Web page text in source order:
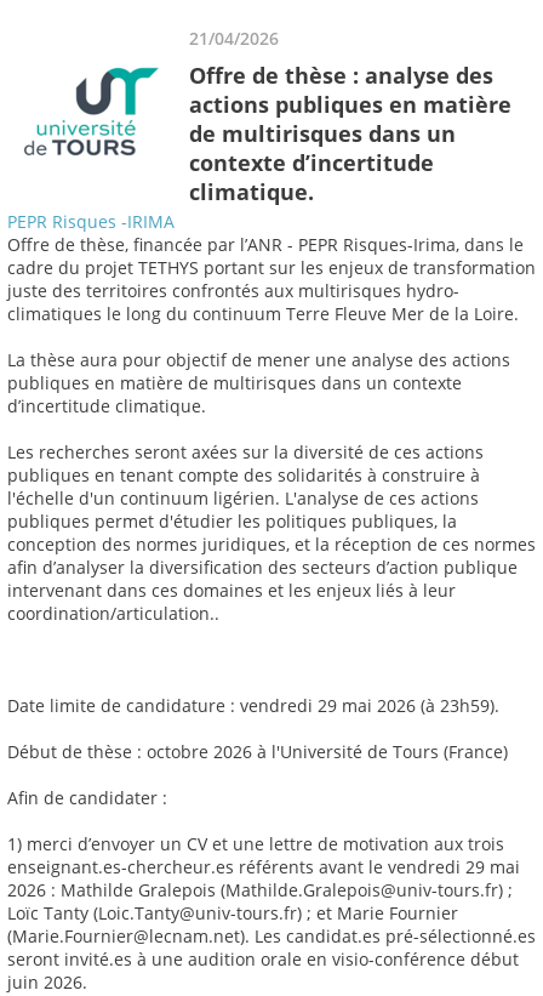
21/04/2026
Offre de thèse : analyse des
actions publiques en matière
de multirisques dans un
contexte d’incertitude
climatique.
PEPR Risques -IRIMA
Offre de thèse, financée par l’ANR - PEPR Risques-Irima, dans le
cadre du projet TETHYS portant sur les enjeux de transformation
juste des territoires confrontés aux multirisques hydro-
climatiques le long du continuum Terre Fleuve Mer de la Loire.
La thèse aura pour objectif de mener une analyse des actions
publiques en matière de multirisques dans un contexte
d’incertitude climatique.
Les recherches seront axées sur la diversité de ces actions
publiques en tenant compte des solidarités à construire à
l'échelle d'un continuum ligérien. L'analyse de ces actions
publiques permet d'étudier les politiques publiques, la
conception des normes juridiques, et la réception de ces normes
afin d’analyser la diversification des secteurs d’action publique
intervenant dans ces domaines et les enjeux liés à leur
coordination/articulation..
Date limite de candidature : vendredi 29 mai 2026 (à 23h59).
Début de thèse : octobre 2026 à l'Université de Tours (France)
Afin de candidater :
1) merci d’envoyer un CV et une lettre de motivation aux trois
enseignant.es-chercheur.es référents avant le vendredi 29 mai
2026 : Mathilde Gralepois (Mathilde.Gralepois@univ-tours.fr) ;
Loïc Tanty (Loic.Tanty@univ-tours.fr) ; et Marie Fournier
(Marie.Fournier@lecnam.net). Les candidat.es pré-sélectionné.es
seront invité.es à une audition orale en visio-conférence début
juin 2026.